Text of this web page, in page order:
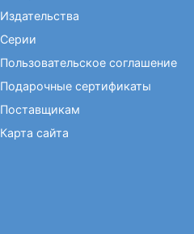
Издательства
Серии
Пользовательское соглашение
Подарочные сертификаты
Поставщикам
Карта сайта